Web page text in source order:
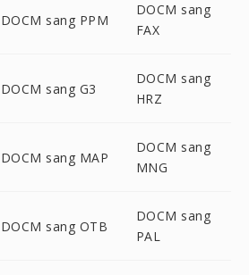
DOCM sang PPM
DOCM sang
FAX
DOCM sang G3
DOCM sang
HRZ
DOCM sang MAP
DOCM sang
MNG
DOCM sang OTB
DOCM sang
PAL